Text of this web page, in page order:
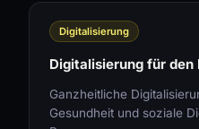
Digitalisierung
Digitalisierung für
Ganzheitliche
Gesundheit und soziale